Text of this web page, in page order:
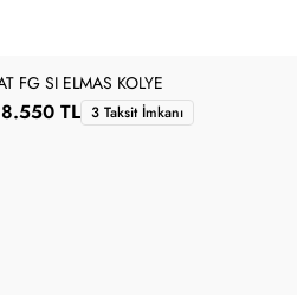
FG SI ELMAS KOLYE
TL 3 Taksit İmkanı